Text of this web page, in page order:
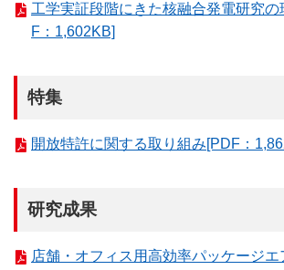
工学実証段階にきた核融合発電研究の
F：1,602KB]
特集
開放特許に関する取り組み[PDF：
研究成果
店舗・オフィス用高効率パッケージ